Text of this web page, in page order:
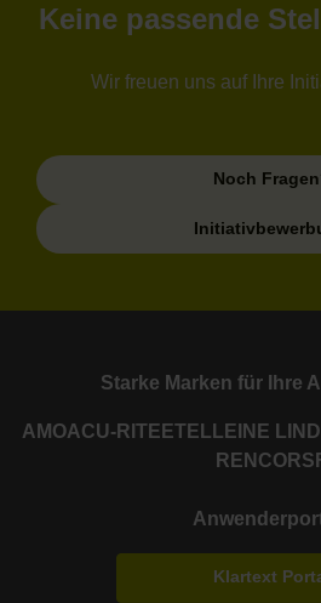
Keine passende
Wir freuen uns auf Ihre
Noch
Starke Marken für Ihre
AMOACU-RITE ETEL LEINE
RENCO
Klartext